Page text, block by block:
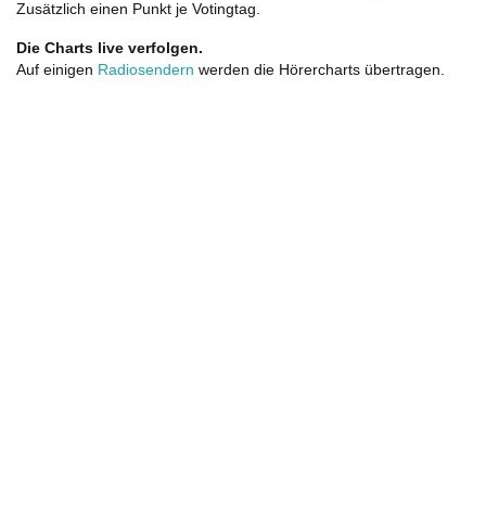
Zusätzlich einen Punkt je Votingtag.
Die Charts live verfolgen.
Auf einigen Radiosendern werden die Hörercharts übertragen.